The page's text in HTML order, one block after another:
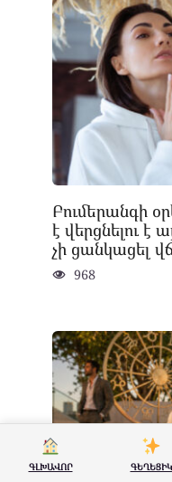
Բումերանգի
է վերցնելու է
չի ցանկացել
968
ԳԼԽԱՎՈՐ ԳԵՂԵՑԻԿ